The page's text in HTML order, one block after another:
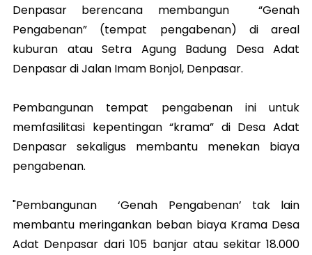
Denpasar berencana membangun “Genah
Pengabenan” (tempat pengabenan) di areal
kuburan atau Setra Agung Badung Desa Adat
Denpasar di Jalan Imam Bonjol, Denpasar.
Pembangunan tempat pengabenan ini untuk
memfasilitasi kepentingan “krama” di Desa Adat
Denpasar sekaligus membantu menekan biaya
pengabenan.
"Pembangunan ‘Genah Pengabenan’ tak lain
membantu meringankan beban biaya Krama Desa
Adat Denpasar dari 105 banjar atau sekitar 18.000